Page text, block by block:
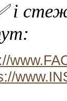
і